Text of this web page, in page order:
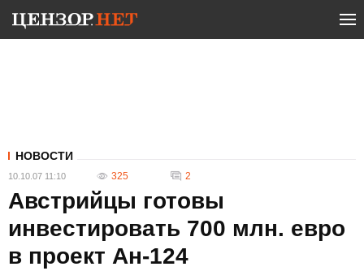
НОВОСТИ
10.10.07 11:10 325 2
Австрийцы готовы
инвестировать 700 млн. евро
в проект Ан-124